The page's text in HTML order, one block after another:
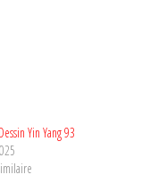
Yin Yang 93